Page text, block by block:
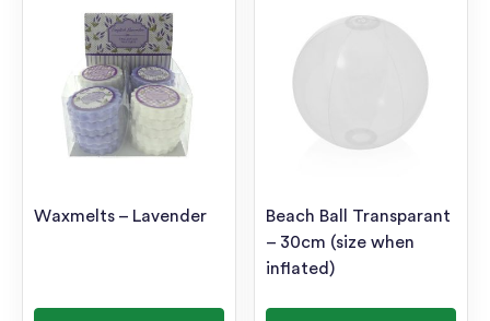
Waxmelts – Lavender
Beach Ball Transparant
– 30cm (size when
inflated)